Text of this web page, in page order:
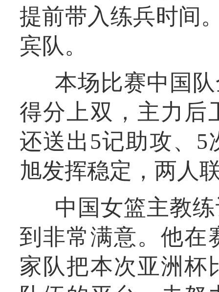
提前带入练兵时间
宾队。
本场比赛中国
得分上双，主力后
还送出5记助攻、5
旭发挥稳定，两人
中国女篮主教
到非常满意。他在
家队把本次亚洲杯